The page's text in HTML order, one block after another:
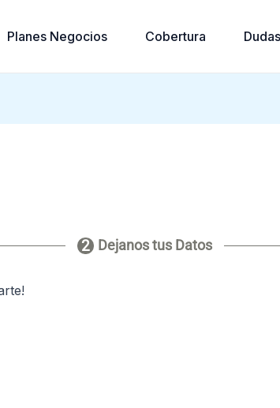
Planes Negocios Cobertura
Dejanos tus Datos